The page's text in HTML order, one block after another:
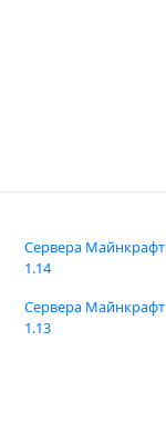
Сервера Майнкрафт
1.14
Сервера Майнкрафт
1.13